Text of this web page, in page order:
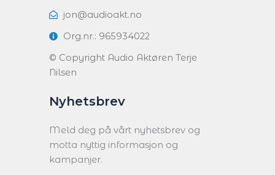
jon@audioakt.no
Org.nr.: 965934022
© Copyright Audio Aktøren Terje
Nilsen
Nyhetsbrev
Meld deg på vårt nyhetsbrev og
motta nyttig informasjon og
kampanjer.